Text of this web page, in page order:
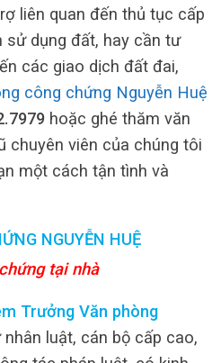
liên quan đến thủ tục cấp
sử dụng đất, hay cần tư
các giao dịch đất đai,
công chứng Nguyễn Huệ
hoặc ghé thăm văn
chuyên viên của chúng tôi
một cách tận tình và
NGUYỄN HUỆ
tại nhà
Trưởng Văn phòng
nhân luật, cán bộ cấp cao,